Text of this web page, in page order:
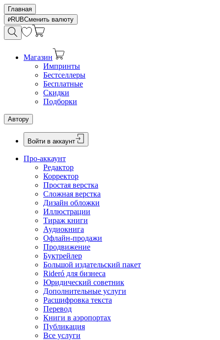
Главная
RUBСменить валюту
Магазин
Импринты
Бестселлеры
Бесплатные
Скидки
Подборки
Автору
Войти в аккаунт
Про-аккаунт
Редактор
Корректор
Простая верстка
Сложная верстка
Дизайн обложки
Иллюстрации
Тираж книги
Аудиокнига
Офлайн-продажи
Продвижение
Буктрейлер
Большой издательский пакет
Rideró для бизнеса
Юридический советник
Дополнительные услуги
Расшифровка текста
Перевод
Книги в аэропортах
Публикация
Все услуги